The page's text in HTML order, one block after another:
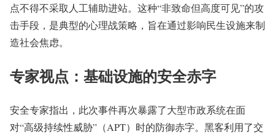
点不得不采取人工辅助进站。这种“非致命但高度可见”的攻
击手段，是典型的心理战策略，旨在通过影响民生设施来制
造社会焦虑。
专家视点：基础设施的安全赤字
安全专家指出，此次事件再次暴露了大型市政系统在面
对“高级持续性威胁”（APT）时的防御赤字。黑客利用了交